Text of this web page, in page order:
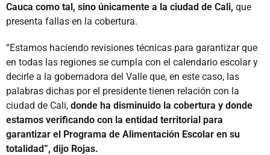
Cauca como tal, sino únicamente a la ciudad de Cali, que
presenta fallas en la cobertura.
“Estamos haciendo revisiones técnicas para garantizar que
en todas las regiones se cumpla con el calendario escolar y
decirle a la gobernadora del Valle que, en este caso, las
palabras dichas por el presidente tienen relación con la
ciudad de Cali, donde ha disminuido la cobertura y donde
estamos verificando con la entidad territorial para
garantizar el Programa de Alimentación Escolar en su
totalidad”, dijo Rojas.